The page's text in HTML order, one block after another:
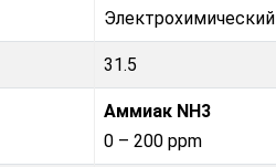
Электрохимический
31.5
Аммиак NH3
0 – 200 ppm